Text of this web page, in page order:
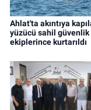
Ahlat'ta akıntıya
yüzücü sahil güvenlik
ekiplerince kurtarıldı